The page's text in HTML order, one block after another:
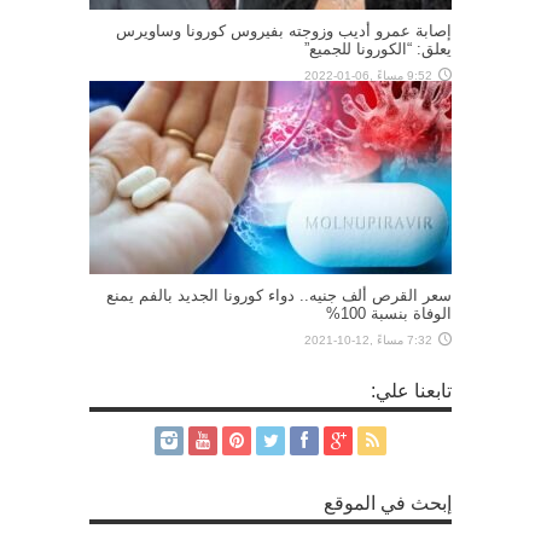
إصابة عمرو أديب وزوجته بفيروس كورونا وساويرس
يعلق: “الكورونا للجميع”
9:52 مساءً ,06-01-2022
سعر القرص ألف جنيه.. دواء كورونا الجديد بالفم يمنع
الوفاة بنسبة 100%
7:32 مساءً ,12-10-2021
تابعنا علي:
إبحث في الموقع